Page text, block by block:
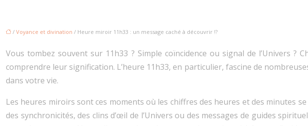
/ Voyance et divination / Heure miroir 11h33 : un message caché à découvrir !?
Vous tombez souvent sur 11h33 ? Simple coïncidence ou signal de l’Univers
comprendre leur signification. L’heure 11h33, en particulier, fascine de
dans votre vie.
Les heures miroirs sont ces moments où les chiffres des heures et des minutes
des synchronicités, des clins d’œil de l’Univers ou des messages de guides